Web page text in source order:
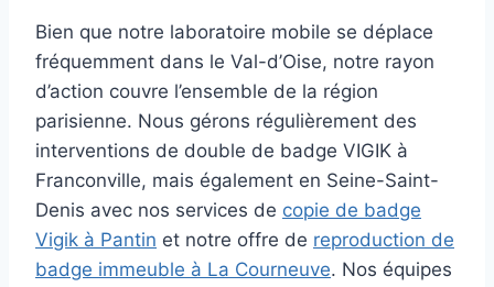
Bien que notre laboratoire mobile se déplace
fréquemment dans le Val-d’Oise, notre rayon
d’action couvre l’ensemble de la région
parisienne. Nous gérons régulièrement des
interventions de double de badge VIGIK à
Franconville, mais également en Seine-Saint-
Denis avec nos services de copie de badge
Vigik à Pantin et notre offre de reproduction de
badge immeuble à La Courneuve. Nos équipes